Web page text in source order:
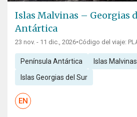
Islas Malvinas – Georgias
Antártica
23 nov. - 11 dic., 2026•Código del viaje:
Península Antártica Islas Malvinas
Islas Georgias del Sur
EN